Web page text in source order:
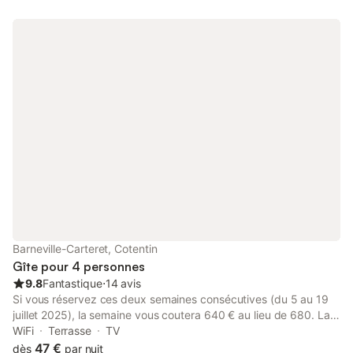
Barneville-Carteret, Cotentin
Gîte pour 4 personnes
9.8Fantastique⋅14 avis
Si vous réservez ces deux semaines consécutives (du 5 au 19
juillet 2025), la semaine vous coutera 640 € au lieu de 680. La
maison a été entièrement rénovée pour en faire un gîte très
confortable et spacieux. Une terrasse à l'arrière de la maison
WiFi Terrasse
TV
dès 47 € par nuit